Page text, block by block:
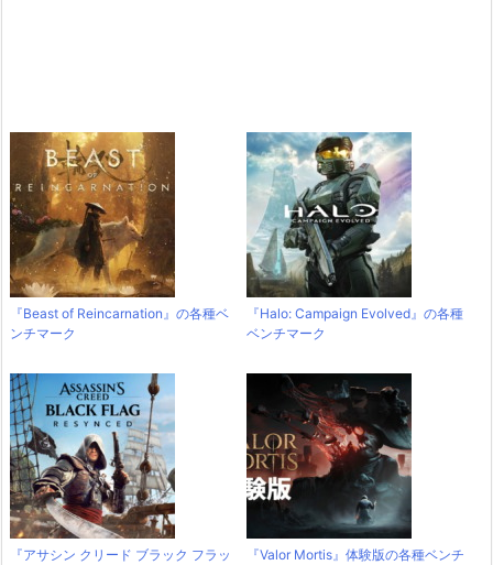
『Beast of Reincarnation』の各種ベ
ンチマーク
『Halo: Campaign Evolved』の各種
ベンチマーク
『アサシン クリード ブラック フラッ
『Valor Mortis』体験版の各種ベンチ